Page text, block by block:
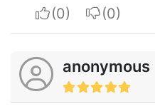
I apreciateI do not
anonymous